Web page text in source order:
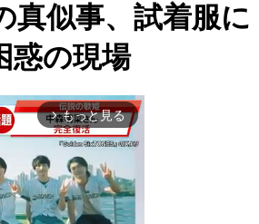
真似事、試着服に
惑の現場
arrow_forward_ios もっと見る